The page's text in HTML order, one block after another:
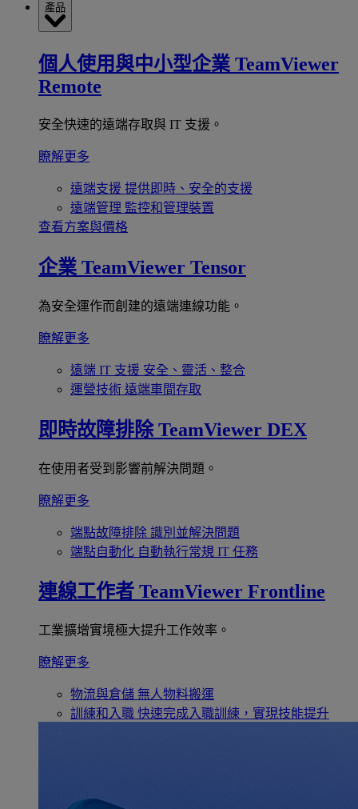
產品
個人使用與中小型企業 TeamViewer
Remote
安全快速的遠端存取與 IT 支援。
瞭解更多
遠端支援 提供即時、安全的支援
遠端管理 監控和管理裝置
查看方案與價格
企業 TeamViewer Tensor
為安全運作而創建的遠端連線功能。
瞭解更多
遠端 IT 支援 安全、靈活、整合
運營技術 遠端車間存取
即時故障排除 TeamViewer DEX
在使用者受到影響前解決問題。
瞭解更多
端點故障排除 識別並解決問題
端點自動化 自動執行常規 IT 任務
連線工作者 TeamViewer Frontline
工業擴增實境極大提升工作效率。
瞭解更多
物流與倉儲 無人物料搬運
訓練和入職 快速完成入職訓練，實現技能提升